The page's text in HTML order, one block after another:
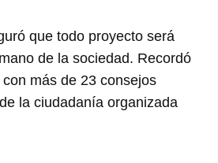
que todo proyecto será
de la sociedad. Recordó
más de 23 consejos
la ciudadanía organizada